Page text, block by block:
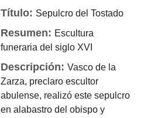
Título: Sepulcro del Tostado
Resumen: Escultura
funeraria del siglo XVI
Descripción:Vasco de la
Zarza, preclaro escultor
abulense, realizó este sepulcro
en alabastro del obispo y